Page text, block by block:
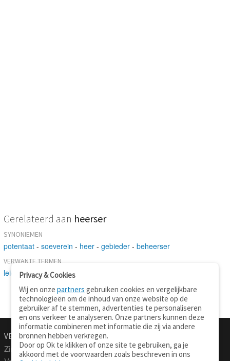
Gerelateerd aan heerser
SYNONIEMEN
potentaat - soeverein - heer - gebieder - beheerser
VERWANTE TERMEN
leider
VERTALEN.NU
Zinnen vertalen
Over deze site
Privacy & Cookies
Wij en onzepartners gebruiken cookies en vergelijkbare
technologieën om de inhoud van onze website op de
gebruiker af te stemmen, advertenties te personaliseren
en ons verkeer te analyseren. Onze partners kunnen deze
informatie combineren met informatie die zij via andere
bronnen hebben verkregen.
Door op Ok te klikken of onze site te gebruiken, ga je
akkoord met de voorwaarden zoals beschreven in ons